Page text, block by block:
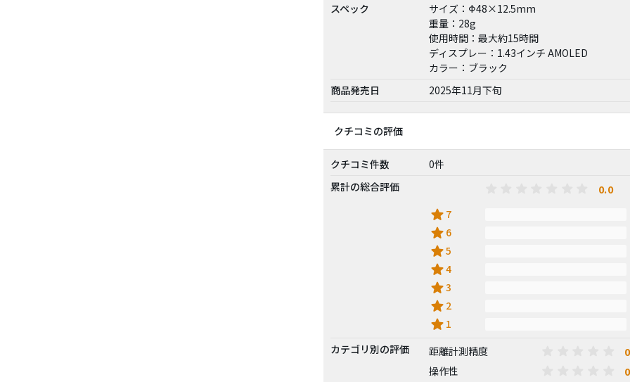
スペック
サイズ：Φ48×12.5mm
重量：28g
使用時間：最大約15時間
ディスプレー：1.43インチ AMOLED
カラー：ブラック
商品発売日
2025年11月下旬
クチコミの評価
クチコミ件数
0件
累計の総合評価
0.0
star 7
star 6
star5
star4
star3
star 2
star 1
カテゴリ別の評価
距離計測精度
操作性